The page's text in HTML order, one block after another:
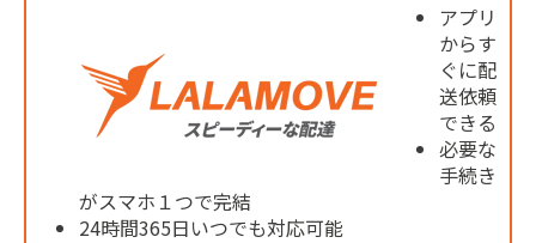
アプリ
からす
ぐに配
送依頼
できる
必要な
手続き
がスマホ１つで完結
24時間365日いつでも対応可能